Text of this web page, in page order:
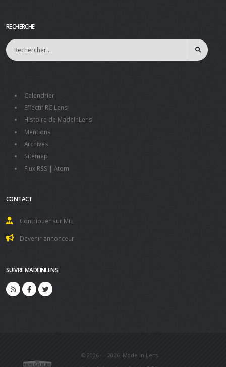
RECHERCHE
Calendrier
Effectif RC Lens
Histoire de MadeInLens
Mentions
Archives
Sitemap
Flux RSS | Atom
CONTACT
Contribuer sur MiL
Devenir annonceur
SUIVRE MADEINLENS
© 2006 — 2026. Made in Lens.